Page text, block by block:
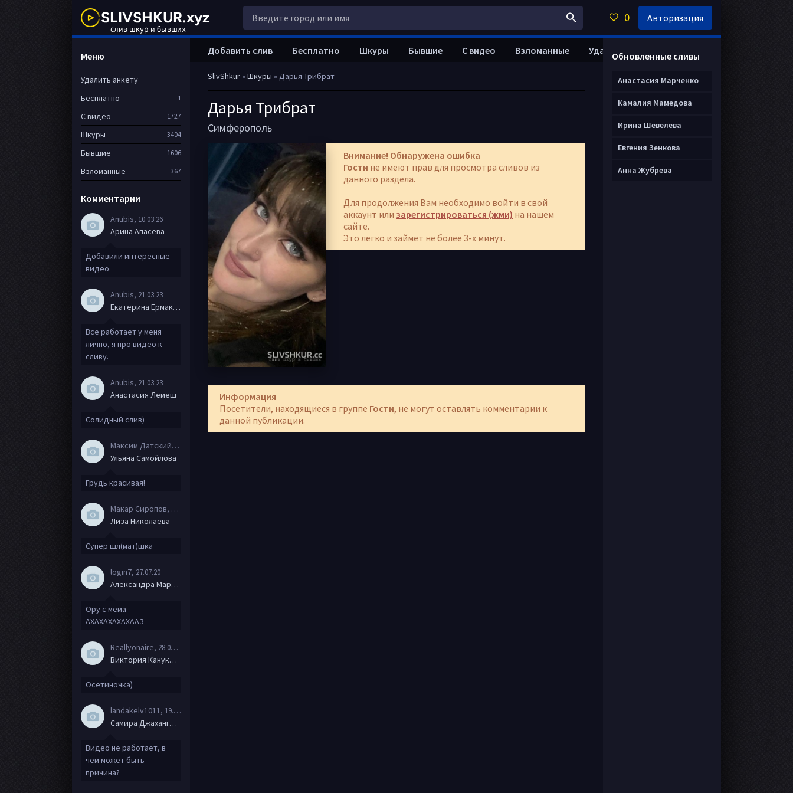
SlivShkur» Шкуры » Дарья Трибрат
Дарья Трибрат
Симферополь
Внимание! Обнаружена ошибка
Гости не имеют прав для просмотра сливов из
данного раздела.
Для продолжения Вам необходимо войти в свой
аккаунт или зарегистрироваться (жми) на нашем
сайте.
Это легко и займет не более 3-х минут.
Информация
Посетители, находящиеся в группе Гости, не могут оставлять комментарии к
данной публикации.
Добавить слив Бесплатно Шкуры Бывшие С видео Взломанные Удалить анкету
Меню
Удалить анкету
Бесплатно
1
С видео 1727
Шкуры 3404
Бывшие 1606
Взломанные 367
Комментарии
Anubis, 10.03.26
Арина Апасева
Добавили интересные
видео
Anubis, 21.03.23
Екатерина Ермакова
Все работает у меня
лично, я про видео к
сливу.
Anubis, 21.03.23
Анастасия Лемеш
Солидный слив)
Максим Датский
, 15.08.20
Ульяна Самойлова
Грудь красивая!
Макар Сиропов, 08.08.20
Лиза Николаева
Супер шл(мат)шка
login7, 27.07.20
Александра Маркова
Ору с мема
АХАХАХАХАХААЗ
Reallyonaire, 28.06.20
Виктория Канукова
Осетиночка)
landakelv1011 , 19.06.20
Самира Джахангирова
Видео не работает, в
чем может быть
причина?
Обновленные сливы
Анастасия Марченко
Камалия Мамедова
Ирина Шевелева
Евгения Зенкова
Анна Жубрева
0 Авторизация